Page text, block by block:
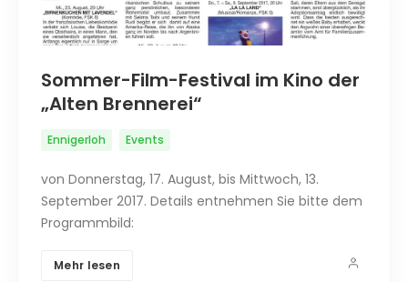
Sommer-Film-Festival im Kino der
„Alten Brennerei“
Ennigerloh Events
von Donnerstag, 17. August, bis Mittwoch, 13.
September 2017. Details entnehmen Sie bitte dem
Programmbild:
Mehr lesen